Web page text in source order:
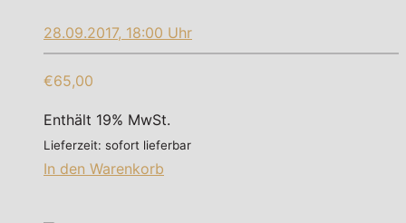
28.09.2017, 18:00 Uhr
€65,00
Enthält 19% MwSt.
Lieferzeit: sofort lieferbar
In den Warenkorb